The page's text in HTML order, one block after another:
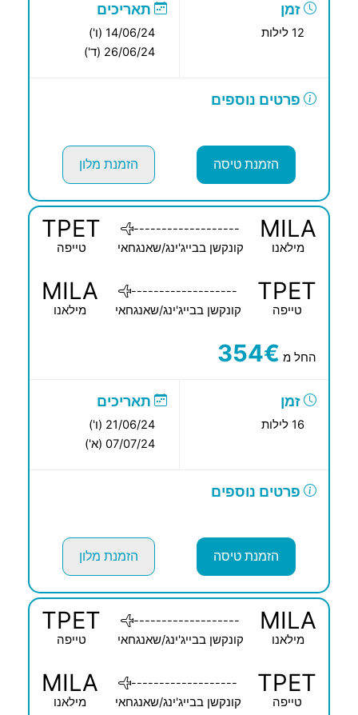
זמן
12 לילות
תאריכים
14/06/24 (ו')
26/06/24 (ד')
פרטים נוספים
הזמנת טיסה הזמנת מלון
MILA
מילאנו
-------------------
קונקשן בבייג'ינג/שאנגחאי
TPET
טייפה
TPET
טייפה
-------------------
קונקשן בבייג'ינג/שאנגחאי
MILA
מילאנו
החל מ 354€
זמן
16 לילות
תאריכים
21/06/24 (ו')
07/07/24 (א')
פרטים נוספים
הזמנת טיסה הזמנת מלון
MILA
מילאנו
-------------------
קונקשן בבייג'ינג/שאנגחאי
TPET
טייפה
TPET
טייפה
-------------------
קונקשן בבייג'ינג/שאנגחאי
MILA
מילאנו